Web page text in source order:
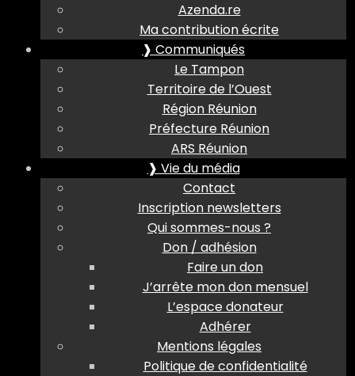
Azenda.re
Ma contribution écrite
❱ Communiqués
Le Tampon
Territoire de l’Ouest
Région Réunion
Préfecture Réunion
ARS Réunion
❱ Vie du média
Contact
Inscription newsletters
Qui sommes-nous ?
Don / adhésion
Faire un don
J’arrête mon don mensuel
L’espace donateur
Adhérer
Mentions légales
Politique de confidentialité